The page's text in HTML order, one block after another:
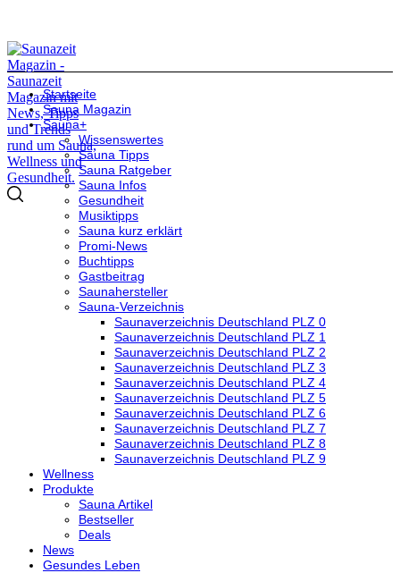
Startseite
Sauna Magazin
Sauna+
Wissenswertes
Sauna Tipps
Sauna Ratgeber
Sauna Infos
Gesundheit
Musiktipps
Sauna kurz erklärt
Promi-News
Buchtipps
Gastbeitrag
Saunahersteller
Sauna-Verzeichnis
Saunaverzeichnis Deutschland PLZ 0
Saunaverzeichnis Deutschland PLZ 1
Saunaverzeichnis Deutschland PLZ 2
Saunaverzeichnis Deutschland PLZ 3
Saunaverzeichnis Deutschland PLZ 4
Saunaverzeichnis Deutschland PLZ 5
Saunaverzeichnis Deutschland PLZ 6
Saunaverzeichnis Deutschland PLZ 7
Saunaverzeichnis Deutschland PLZ 8
Saunaverzeichnis Deutschland PLZ 9
Wellness
Produkte
Sauna Artikel
Bestseller
Deals
News
Gesundes Leben